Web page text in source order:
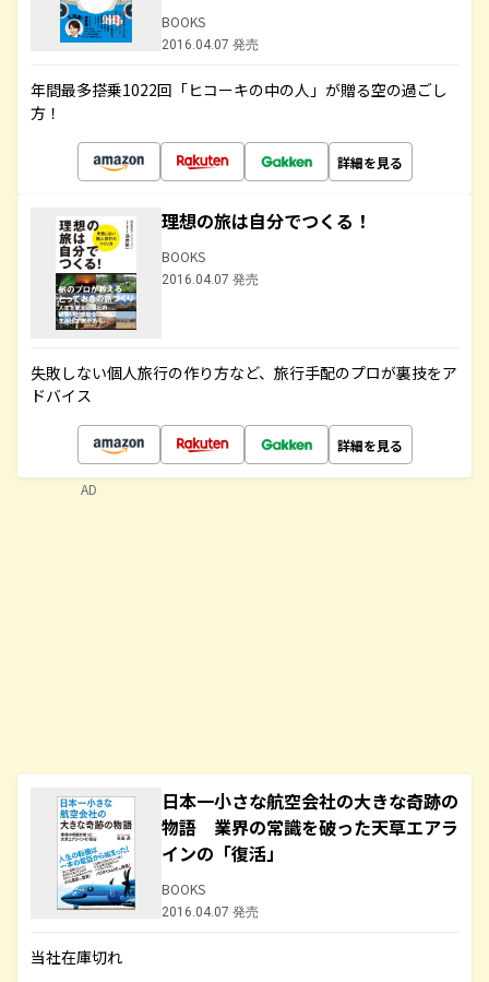
BOOKS
2016.04.07 発売
年間最多搭乗1022回「ヒコーキの中の人」が贈る空の過ごし
方！
詳細を見る
理想の旅は自分でつくる！
BOOKS
2016.04.07 発売
失敗しない個人旅行の作り方など、旅行手配のプロが裏技をア
ドバイス
詳細を見る
日本一小さな航空会社の大きな奇跡の
物語 業界の常識を破った天草エアラ
インの「復活」
BOOKS
2016.04.07 発売
当社在庫切れ
AD